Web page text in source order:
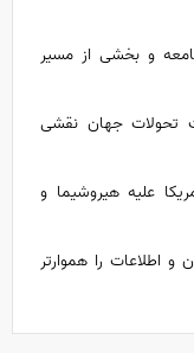
و بخشی از مسیر
تحولات جهان نقشی
علیه هیروشیما و
اطلاعات را هموارتر